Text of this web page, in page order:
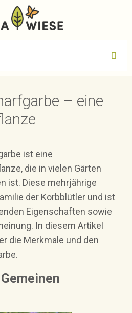
– eine
ist eine
die in vielen Gärten
ist. Diese mehrjährige
der Korbblütler und ist
Eigenschaften sowie
In diesem Artikel
die Merkmale und den